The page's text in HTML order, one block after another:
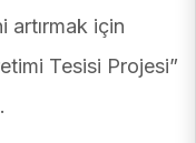
artırmak için
Tesisi Projesi”